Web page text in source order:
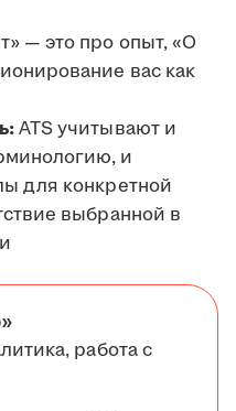
— это про опыт, «О
вас как
ATS учитывают и
и
для конкретной
выбранной в
работа с